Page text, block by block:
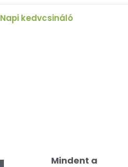
Napi kedvcsináló
Mindent a